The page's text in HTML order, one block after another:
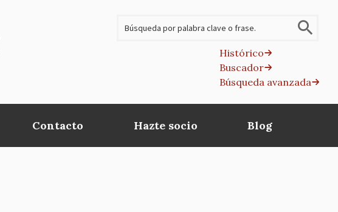
Histórico
Buscador
Búsqueda avanzada
Contacto Hazte socio Blog